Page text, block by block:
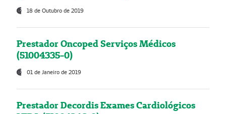
18 de Outubro de 2019
Prestador Oncoped Serviços Médicos
(51004335-0)
01 de Janeiro de 2019
Prestador Decordis Exames Cardiológicos